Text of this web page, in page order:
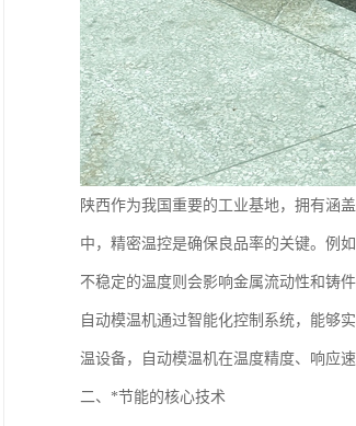
陕西作为我国重要的工业基地，拥有涵
中，精密温控是确保良品率的关键。例
不稳定的温度则会影响金属流动性和铸
自动模温机通过智能化控制系统，能够
温设备，自动模温机在温度精度、响应
二、*节能的核心技术